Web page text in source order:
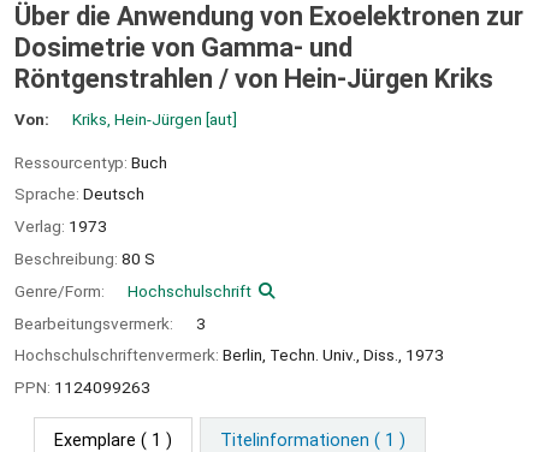
Über die Anwendung von Exoelektronen zur
Dosimetrie von Gamma- und
Röntgenstrahlen / von Hein-Jürgen Kriks
Von: Kriks, Hein-Jürgen [aut]
Ressourcentyp: Buch
Sprache: Deutsch
Verlag: 1973
Beschreibung: 80 S
Genre/Form:
Hochschulschrift
Bearbeitungsvermerk:
3
Hochschulschriftenvermerk: Berlin, Techn. Univ., Diss., 1973
PPN: 1124099263
Exemplare ( 1 ) Titelinformationen ( 1 )